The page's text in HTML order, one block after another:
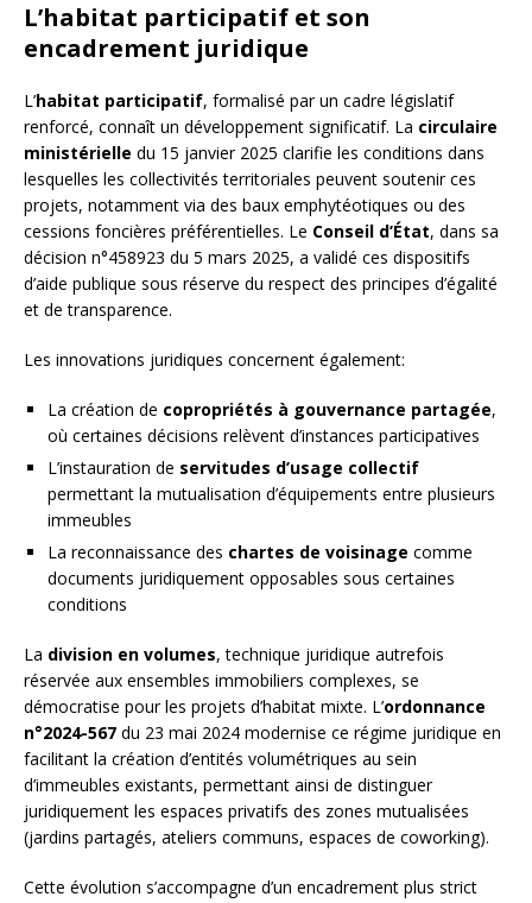
L’habitat participatif et son
encadrement juridique
L’habitat participatif, formalisé par un cadre législatif
renforcé, connaît un développement significatif. La circulaire
ministérielle du 15 janvier 2025 clarifie les conditions dans
lesquelles les collectivités territoriales peuvent soutenir ces
projets, notamment via des baux emphytéotiques ou des
cessions foncières préférentielles. Le Conseil d’État, dans sa
décision n°458923 du 5 mars 2025, a validé ces dispositifs
d’aide publique sous réserve du respect des principes d’égalité
et de transparence.
Les innovations juridiques concernent également:
La création de copropriétés à gouvernance partagée,
où certaines décisions relèvent d’instances participatives
L’instauration de servitudes d’usage collectif
permettant la mutualisation d’équipements entre plusieurs
immeubles
La reconnaissance des chartes de voisinage comme
documents juridiquement opposables sous certaines
conditions
La division en volumes, technique juridique autrefois
réservée aux ensembles immobiliers complexes, se
démocratise pour les projets d’habitat mixte. L’ordonnance
n°2024-567 du 23 mai 2024 modernise ce régime juridique en
facilitant la création d’entités volumétriques au sein
d’immeubles existants, permettant ainsi de distinguer
juridiquement les espaces privatifs des zones mutualisées
(jardins partagés, ateliers communs, espaces de coworking).
Cette évolution s’accompagne d’un encadrement plus strict